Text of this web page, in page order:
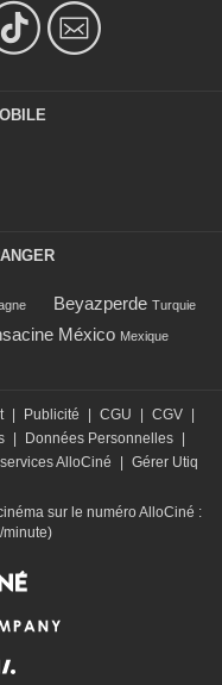
Beyazperde Turquie
México Mexique
Publicité CGU CGV
Données Personnelles
AlloCiné
Gérer Utiq
sur le numéro AlloCiné :